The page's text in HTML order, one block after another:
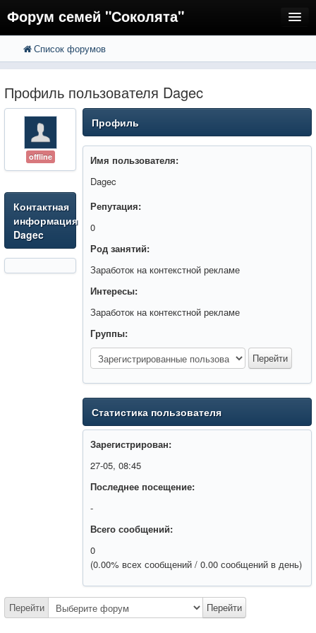
Форум семей "Соколята"
FAQ
Регистрация
Вход
Список форумов
Профиль пользователя Dagec
offline
Контактная
информация
Dagec
Профиль
Имя пользователя:
Dagec
Репутация:
0
Род занятий:
Заработок на контекстной рекламе
Интересы:
Заработок на контекстной рекламе
Группы:
Статистика пользователя
Зарегистрирован:
27-05, 08:45
Последнее посещение:
-
Всего сообщений:
0
(0.00% всех сообщений / 0.00 сообщений в день)
Перейти Перейти